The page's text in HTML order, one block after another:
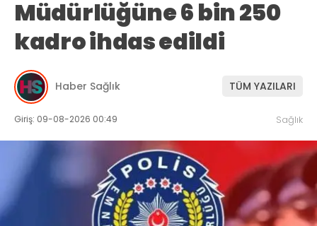
Müdürlüğüne 6 bin 250
kadro ihdas edildi
Haber Sağlık TÜM YAZILARI
Giriş: 09-08-2026 00:49 Sağlık